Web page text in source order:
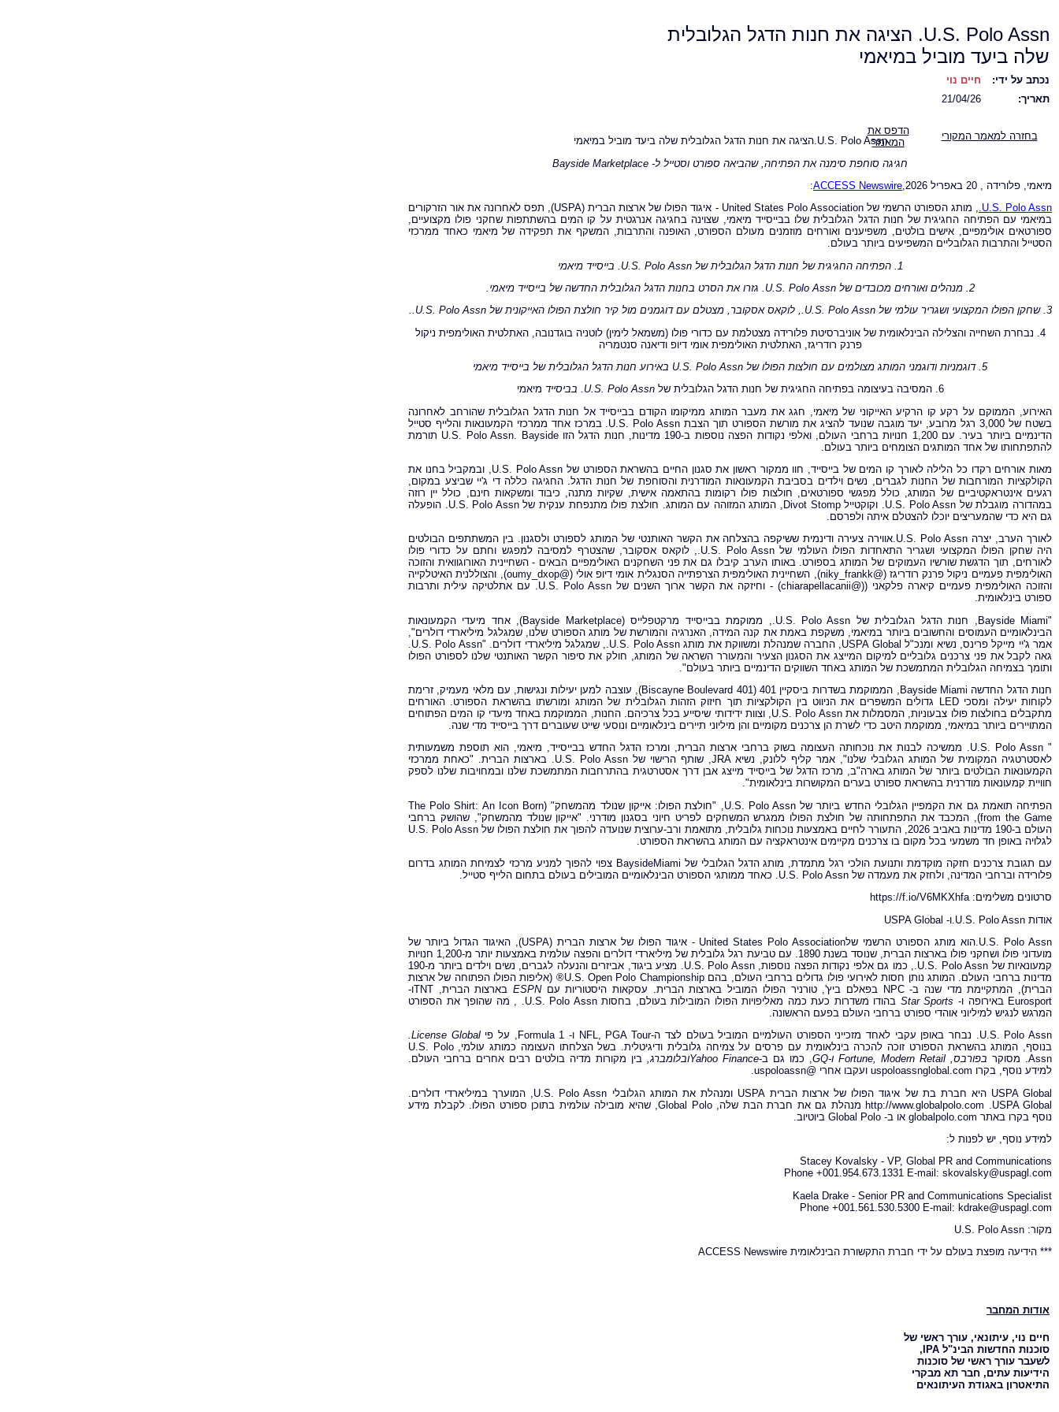
U.S. Polo Assn. הציגה את חנות הדגל הגלובלית
שלה ביעד מוביל במיאמי
נכתב על ידי:
חיים נוי
תאריך:
21/04/26
בחזרה למאמר המקורי
הדפס את
המאמרU.S. Polo Assn.הציגה את חנות הדגל הגלובלית שלה ביעד מוביל במיאמי
חגיגה סוחפת סימנה את הפתיחה, שהביאה ספורט וסטייל ל-
מיאמי, פלורידה , 20 באפריל 2026,
ACCESS Newswire
:
U.S. Polo Assn.
, מותג הספורט הרשמי של United States Polo Association - איגוד הפולו של ארצות הברית (USPA), תפס לאחרונה את אור הזרקורים
במיאמי עם הפתיחה החגיגית של חנות הדגל הגלובלית שלו בבייסייד מיאמי, שצוינה בחגיגה אנרגטית על קו המים בהשתתפות שחקני פולו מקצועיים,
ספורטאים אולימפיים, אישים בולטים, משפיענים ואורחים מוזמנים מעולם הספורט, האופנה והתרבות, המשקף את תפקידה של מיאמי כאחד ממרכזי
הסטייל והתרבות הגלובליים המשפיעים ביותר בעולם.
1. הפתיחה החגיגית של חנות הדגל הגלובלית של
U.S. Polo Assn.
בייסייד מיאמי
2. מנהלים ואורחים מכובדים של
U.S. Polo Assn.
גזרו את הסרט בחנות הדגל הגלובלית החדשה של בייסייד מיאמי.
3. שחקן הפולו המקצועי ושגריר עולמי של
U.S. Polo Assn. , לוקאס אסקובר, מצטלם עם דוגמנים מול קיר חולצת הפולו האייקונית שלU.S. Polo Assn.
.
4. נבחרת השחייה והצלילה הבינלאומית של אוניברסיטת פלורידה מצטלמת עם כדורי פולו (משמאל לימין) לוטניה בוגדנובה, האתלטית האולימפית ניקול
פרנק רודריגז, האתלטית האולימפית אומי דיופ ודיאנה סנטמריה
5. דוגמניות ודוגמני המותג מצולמים עם חולצות הפולו של
U.S. Polo Assn באירוע חנות הדגל הגלובלית של בייסייד מיאמי
6. המסיבה בעיצומה בפתיחה החגיגית של חנות הדגל הגלובלית של
U.S. Polo Assn. בביסייד מיאמי
האירוע, הממוקם על רקע קו הרקיע האייקוני של מיאמי, חגג את מעבר המותג ממיקומו הקודם בבייסייד אל חנות הדגל הגלובלית שהורחב לאחרונה
בשטח של 3,000 רגל מרובע, יעד מוגבה שנועד להציג את מורשת הספורט תוך הצבת U.S. Polo Assn. במרכז אחד ממרכזי הקמעונאות והלייף סטייל
הדינמיים ביותר בעיר. עם 1,200 חנויות ברחבי העולם, ואלפי נקודות הפצה נוספות ב-190 מדינות, חנות הדגל הזו U.S. Polo Assn. Bayside תורמת
להתפתחותו של אחד המותגים הצומחים ביותר בעולם.
מאות אורחים רקדו כל הלילה לאורך קו המים של בייסייד, חוו ממקור ראשון את סגנון החיים בהשראת הספורט של U.S. Polo Assn, ובמקביל בחנו את
הקולקציות המורחבות של החנות לגברים, נשים וילדים בסביבת הקמעונאות המודרנית והסוחפת של חנות הדגל. החגיגה כללה די ג'יי שביצע במקום,
רגעים אינטראקטיביים של המותג, כולל מפגשי ספורטאים, חולצות פולו רקומות בהתאמה אישית, שקיות מתנה, כיבוד ומשקאות חינם, כולל יין רוזה
במהדורה מוגבלת של U.S. Polo Assn. וקוקטייל Divot Stomp, המותג המזוהה עם המותג. חולצת פולו מתנפחת ענקית של U.S. Polo Assn. הופעלה
גם היא כדי שהמעריצים יוכלו להצטלם איתה ולפרסם.
לאורך הערב, יצרה U.S. Polo Assn.אווירה צעירה ודינמית ששיקפה בהצלחה את הקשר האותנטי של המותג לספורט ולסגנון. בין המשתתפים הבולטים
היה שחקן הפולו המקצועי ושגריר התאחדות הפולו העולמי של U.S. Polo Assn., לוקאס אסקובר, שהצטרף למסיבה למפגש וחתם על כדורי פולו
לאורחים, תוך הדגשת שורשיו העמוקים של המותג בספורט. באותו הערב קיבלו גם את פני השחקנים האולימפיים הבאים - השחיינית האורוגוואית והזוכה
האולימפית פעמיים ניקול פרנק רודריגז (@niky_frankk), השחיינית האולימפית הצרפתייה הסנגלית אומי דיופ אולי (@oumy_dxop), והצוללנית האיטלקייה
והזוכה האולימפית פעמיים קיארה פלקאני ((@chiarapellacanii) - וחיזקה את הקשר ארוך השנים של U.S. Polo Assn. עם אתלטיקה עילית ותרבות
ספורט בינלאומית.
"Bayside Miami, חנות הדגל הגלובלית של U.S. Polo Assn., ממוקמת בבייסייד מרקטפלייס (Bayside Marketplace), אחד מיעדי הקמעונאות
הבינלאומיים העמוסים והחשובים ביותר במיאמי, משקפת באמת את קנה המידה, האנרגיה והמורשת של מותג הספורט שלנו, שמגלגל מיליארדי דולרים",
גאה לקבל את פני צרכנים גלובליים למיקום המייצג את הסגנון הצעיר והמעורר השראה של המותג, חולק את סיפור הקשר האותנטי שלנו לספורט הפולו
ותומך בצמיחה הגלובלית המתמשכת של המותג באחד השווקים הדינמיים ביותר בעולם".
חנות הדגל החדשה Bayside Miami, הממוקמת בשדרות ביסקיין 401 (401 Biscayne Boulevard), עוצבה למען יעילות ונגישות, עם מלאי מעמיק, זרימת
לקוחות יעילה ומסכי LED גדולים המשפרים את הניווט בין הקולקציות תוך חיזוק הזהות הגלובלית של המותג ומורשתו בהשראת הספורט. האורחים
מתקבלים בחולצות פולו צבעוניות, המסמלות את U.S. Polo Assn, וצוות ידידותי שיסייע בכל צרכיהם. החנות, הממוקמת באחד מיעדי קו המים הפתוחים
המתויירים ביותר במיאמי, ממוקמת היטב כדי לשרת הן צרכנים מקומיים והן מיליוני תיירים בינלאומיים ונוסעי שייט שעוברים דרך בייסייד מדי שנה.
" U.S. Polo Assn. ממשיכה לבנות את נוכחותה העצומה בשוק ברחבי ארצות הברית, ומרכז הדגל החדש בבייסייד, מיאמי, הוא תוספת משמעותית
לאסטרטגיה המקומית של המותג הגלובלי שלנו", אמר קליף ללונק, נשיא JRA, שותף הרישוי של U.S. Polo Assn. בארצות הברית. "כאחת ממרכזי
הקמעונאות הבולטים ביותר של המותג בארה"ב, מרכז הדגל של בייסייד מייצג אבן דרך אסטרטגית בהתרחבות המתמשכת שלנו ובמחויבות שלנו לספק
חוויית קמעונאות מודרנית בהשראת ספורט בערים המקושרות בינלאומית".
הפתיחה תואמת גם את הקמפיין הגלובלי החדש ביותר של U.S. Polo Assn, "חולצת הפולו: אייקון שנולד מהמשחק" (The Polo Shirt: An Icon Born
from the Game), המכבד את התפתחותה של חולצת הפולו ממגרש המשחקים לפריט חיוני בסגנון מודרני. "אייקון שנולד מהמשחק", שהושק ברחבי
העולם ב-190 מדינות באביב 2026, התעורר לחיים באמצעות נוכחות גלובלית, מתואמת ורב-ערוצית שנועדה להפוך את חולצת הפולו של U.S. Polo Assn
לגלויה באופן חד משמעי בכל מקום בו צרכנים מקיימים אינטראקציה עם המותג בהשראת הספורט.
עם תגובת צרכנים חזקה מוקדמת ותנועת הולכי רגל מתמדת, מותג הדגל הגלובלי של BaysideMiami צפוי להפוך למניע מרכזי לצמיחת המותג בדרום
פלורידה וברחבי המדינה, ולחזק את מעמדה של U.S. Polo Assn. כאחד ממותגי הספורט הבינלאומיים המובילים בעולם בתחום הלייף סטייל.
סרטונים משלימים: https://f.io/V6MKXhfa
אודות U.S. Polo Assn.ו- USPA Global
U.S. Polo Assn.הוא מותג הספורט הרשמי שלUnited States Polo Association - איגוד הפולו של ארצות הברית (USPA), האיגוד הגדול ביותר של
מועדוני פולו ושחקני פולו בארצות הברית, שנוסד בשנת 1890. עם טביעת רגל גלובלית של מיליארדי דולרים והפצה עולמית באמצעות יותר מ-1,200 חנויות
קמעונאיות של U.S. Polo Assn., כמו גם אלפי נקודות הפצה נוספות, U.S. Polo Assn. מציע ביגוד, אביזרים והנעלה לגברים, נשים וילדים ביותר מ-190
מדינות ברחבי העולם. המותג נותן חסות לאירועי פולו גדולים ברחבי העולם, בהם U.S. Open Polo Championship® (אליפות הפולו הפתוחה של ארצות
הברית), המתקיימת מדי שנה ב- NPC בפאלם ביץ', טורניר הפולו המוביל בארצות הברית. עסקאות היסטוריות עם
ESPN
בארצות הברית, TNTו-
Eurosport באירופה ו-
בהודו משדרות כעת כמה מאליפויות הפולו המובילות בעולם, בחסות U.S. Polo Assn. , מה שהופך את הספורט
המרגש לנגיש למיליוני אוהדי ספורט ברחבי העולם בפעם הראשונה.
U.S. Polo Assn. נבחר באופן עקבי לאחד מזכייני הספורט העולמיים המוביל בעולם לצד ה-NFL, PGA Tour ו- Formula 1, על פי
License Global
.
בנוסף, המותג בהשראת הספורט זוכה להכרה בינלאומית עם פרסים על צמיחה גלובלית ודיגיטלית. בשל הצלחתו העצומה כמותג עולמי, U.S. Polo
Assn. מסוקר
בפורבס, Fortune, Modern Retail ו-GQ, כמו גם ב-Yahoo Financeובלומברג, בין מקורות מדיה בולטים רבים אחרים ברחבי העולם.
למידע נוסף, בקרו uspoloassnglobal.com ועקבו אחרי @uspoloassn.
USPA Global היא חברת בת של איגוד הפולו של ארצות הברית USPA ומנהלת את המותג הגלובלי U.S. Polo Assn, המוערך במיליארדי דולרים.
http://www.globalpolo.com .USPA Global מנהלת גם את חברת הבת שלה, Global Polo, שהיא מובילה עולמית בתוכן ספורט הפולו. לקבלת מידע
נוסף בקרו באתר globalpolo.com או ב- Global Polo ביוטיוב.
למידע נוסף, יש לפנות ל:
Stacey Kovalsky - VP, Global PR and Communications
Phone +001.954.673.1331 E-mail: skovalsky@uspagl.com
Kaela Drake - Senior PR and Communications Specialist
Phone +001.561.530.5300 E-mail: kdrake@uspagl.com
מקור: U.S. Polo Assn
*** הידיעה מופצת בעולם על ידי חברת התקשורת הבינלאומית ACCESS Newswire
אודות המחבר
חיים נוי, עיתונאי, עורך ראשי של
סוכנות החדשות הבינ"ל IPA,
לשעבר עורך ראשי של סוכנות
הידיעות עתים, חבר תא מבקרי
התיאטרון באגודת העיתונאים